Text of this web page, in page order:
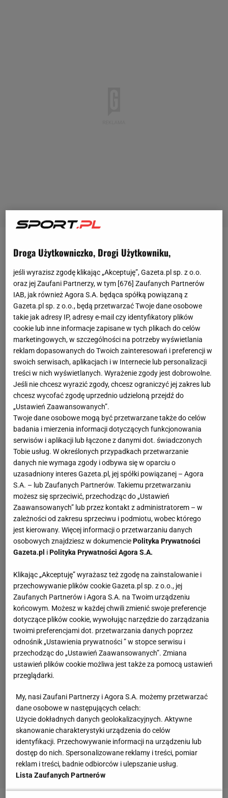
Jeżeli chodzi o profesjonalną karierę bokserską,
roku i porażki przez nokaut z Amerykaninem
Jarrellem Millerem. Nie oznacza to jednak, że Polak
nie ma już nic wspólnego zesportami walki. "Góral"
postanowił w ostatnim czasie nieco sobie dorobić.
Najpierw zawalczył naKSWEpic w formule
bokserskiej z legendą polskiegoMMAMamedem
Chalidowem. Wygrał poprzez kontuzję ręki rywala w
rundzie trzeciej. Na tym jednak nie poprzestał i
przeniósł się do freakfightowej organizacji Fame
MMA. W maju tego roku wygrał na punkty z
Patrykiem "Bandurą" Bandurskim.
Droga Użytkowniczko, Drogi Użytkowniku,
jeśli wyrazisz zgodę klikając „Akceptuję”, Gazeta.pl sp. z o.o.
oraz jej Zaufani Partnerzy, w tym [676] Zaufanych Partnerów
IAB, jak również Agora S.A. będąca spółką powiązaną z
Gazeta.pl sp. z o.o., będą przetwarzać Twoje dane osobowe
takie jak adresy IP, adresy e-mail czy identyfikatory plików
cookie lub inne informacje zapisane w tych plikach do celów
marketingowych, w szczególności na potrzeby wyświetlania
reklam dopasowanych do Twoich zainteresowań i preferencji w
swoich serwisach, aplikacjach i w Internecie lub personalizacji
treści w nich wyświetlanych. Wyrażenie zgody jest dobrowolne.
Jeśli nie chcesz wyrazić zgody, chcesz ograniczyć jej zakres lub
chcesz wycofać zgodę uprzednio udzieloną przejdź do
„Ustawień Zaawansowanych”.
Twoje dane osobowe mogą być przetwarzane także do celów
badania i mierzenia informacji dotyczących funkcjonowania
serwisów i aplikacji lub łączone z danymi dot. świadczonych
Tobie usług. W określonych przypadkach przetwarzanie
danych nie wymaga zgody i odbywa się w oparciu o
uzasadniony interes Gazeta.pl, jej spółki powiązanej – Agora
S.A. – lub Zaufanych Partnerów. Takiemu przetwarzaniu
możesz się sprzeciwić, przechodząc do „Ustawień
Zaawansowanych” lub przez kontakt z administratorem – w
zależności od zakresu sprzeciwu i podmiotu, wobec którego
jest kierowany. Więcej informacji o przetwarzaniu danych
osobowych znajdziesz w dokumenciePolityka Prywatności
Gazeta.pl iPolityka Prywatności Agora S.A.
Klikając „Akceptuję” wyrażasz też zgodę na zainstalowanie i
przechowywanie plików cookie Gazeta.pl sp. z o.o., jej
Zaufanych Partnerów i Agora S.A. na Twoim urządzeniu
końcowym. Możesz w każdej chwili zmienić swoje preferencje
dotyczące plików cookie, wywołując narzędzie do zarządzania
twoimi preferencjami dot. przetwarzania danych poprzez
odnośnik „Ustawienia prywatności ” w stopce serwisu i
przechodząc do „Ustawień Zaawansowanych”. Zmiana
ustawień plików cookie możliwa jest także za pomocą ustawień
przeglądarki.
My, nasi Zaufani Partnerzy i Agora S.A. możemy przetwarzać
dane osobowe w następujących celach:
Użycie dokładnych danych geolokalizacyjnych. Aktywne
skanowanie charakterystyki urządzenia do celów
identyfikacji. Przechowywanie informacji na urządzeniu lub
dostęp do nich. Spersonalizowane reklamy i treści, pomiar
reklam i treści, badnie odbiorców i ulepszanie usług.
Lista Zaufanych Partnerów